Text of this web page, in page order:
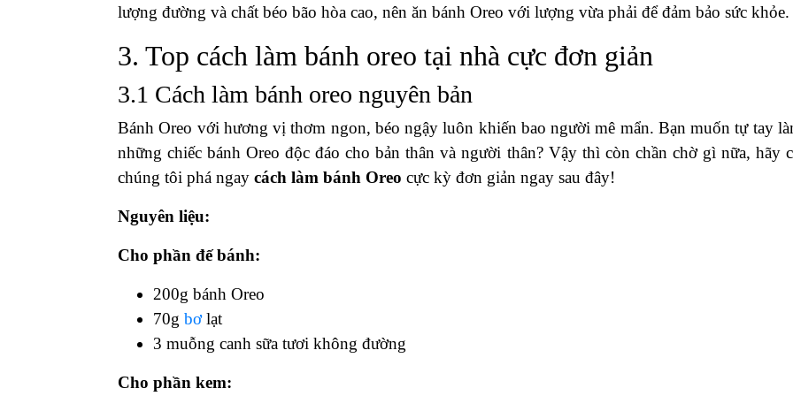
lượng đường và chất béo bão hòa cao, nên ăn bánh Oreo với lượng vừa phải để đảm bảo sức khỏe.
3. Top cách làm bánh oreo tại nhà cực đơn giản
3.1 Cách làm bánh oreo nguyên bản
Bánh Oreo với hương vị thơm ngon, béo ngậy luôn khiến bao người mê mẩn. Bạn muốn tự tay
những chiếc bánh Oreo độc đáo cho bản thân và người thân? Vậy thì còn chần chờ gì nữa, hãy
chúng tôi phá ngay cách làm bánh Oreo cực kỳ đơn giản ngay sau đây!
Nguyên liệu:
Cho phần đế bánh:
200g bánh Oreo
70g bơlạt
3 muỗng canh sữa tươi không đường
Cho phần kem: